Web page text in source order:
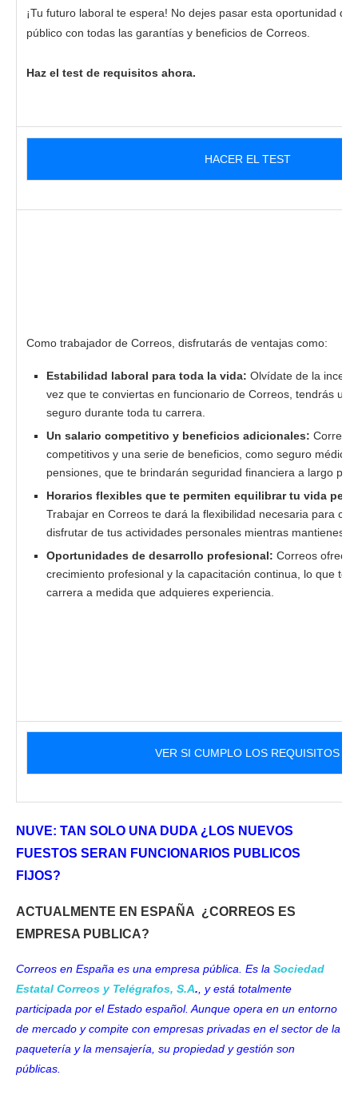
¡Tu futuro laboral te espera! No dejes pasar esta oportunidad de
público con todas las garantías y beneficios de Correos.
Haz el test de requisitos ahora.
HACER EL TEST
Como trabajador de Correos, disfrutarás de ventajas como:
Estabilidad laboral para toda la vida: Olvídate de la
vez que te conviertas en funcionario de Correos, tendrás un
seguro durante toda tu carrera.
Un salario competitivo y beneficios adicionales: Correos
competitivos y una serie de beneficios, como seguro médico
pensiones, que te brindarán seguridad financiera a largo
Horarios flexibles que te permiten equilibrar tu vida
Trabajar en Correos te dará la flexibilidad necesaria para
disfrutar de tus actividades personales mientras mantienes
Oportunidades de desarrollo profesional: Correos ofrece
crecimiento profesional y la capacitación continua, lo que te
carrera a medida que adquieres experiencia.
VER SI CUMPLO LOS REQUISITOS
NUVE: TAN SOLO UNA DUDA ¿LOS NUEVOS
FUESTOS SERAN FUNCIONARIOS PUBLICOS
FIJOS?
ACTUALMENTE EN ESPAÑA ¿CORREOS ES
EMPRESA PUBLICA?
Correos en España es una empresa pública. Es la Sociedad
Estatal Correos y Telégrafos, S.A., y está totalmente
participada por el Estado español. Aunque opera en un entorno
de mercado y compite con empresas privadas en el sector de la
paquetería y la mensajería, su propiedad y gestión son
públicas.